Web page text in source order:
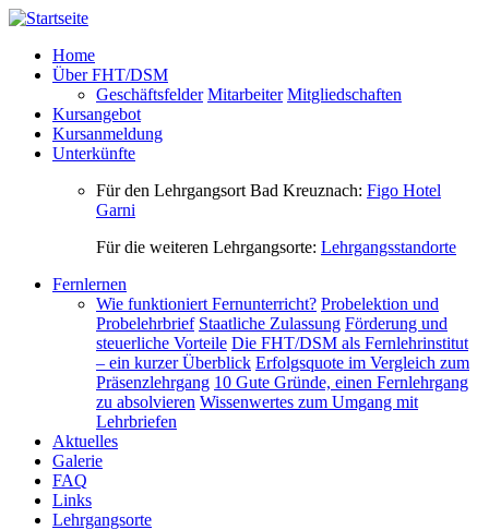
Direkt zum Inhalt
Home
Über FHT/DSM
Geschäftsfelder Mitarbeiter Mitgliedschaften
Kursangebot
Kursanmeldung
Unterkünfte
Für den Lehrgangsort Bad Kreuznach: Figo Hotel
Garni
Für die weiteren Lehrgangsorte: Lehrgangsstandorte
Fernlernen
Wie funktioniert Fernunterricht? Probelektion und
Probelehrbrief Staatliche Zulassung Förderung und
steuerliche Vorteile Die FHT/DSM als Fernlehrinstitut
– ein kurzer Überblick Erfolgsquote im Vergleich zum
Präsenzlehrgang 10 Gute Gründe, einen Fernlehrgang
zu absolvieren Wissenwertes zum Umgang mit
Lehrbriefen
Aktuelles
Galerie
FAQ
Links
Lehrgangsorte